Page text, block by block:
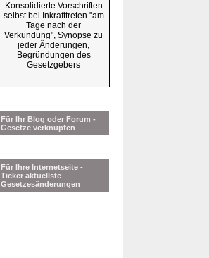
Konsolidierte Vorschriften
selbst bei Inkrafttreten "am
Tage nach der
Verkündung", Synopse zu
jeder Änderungen,
Begründungen des
Gesetzgebers
Für Ihr Blog oder Forum -
Gesetze verknüpfen
Für Ihre Internetseite -
Ticker aktuellste
Gesetzesänderungen